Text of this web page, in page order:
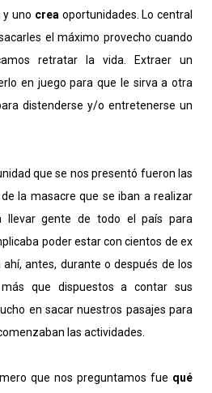
y uno creaoportunidades. Lo central
el máximo provecho cuando
retratar la vida. Extraer un
en juego para que le sirva a otra
distenderse y/o entretenerse un
que se nos presentó fueron las
la masacre que se iban a realizar
llevar gente de todo el país para
poder estar con cientos de ex
antes, durante o después de los
que dispuestos a contar sus
en sacar nuestros pasajes para
las actividades.
que nos preguntamos fue qué